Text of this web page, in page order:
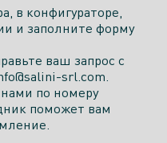
в конфигураторе,
и заполните форму
ваш запрос с
srl.com.
по номеру
поможет вам